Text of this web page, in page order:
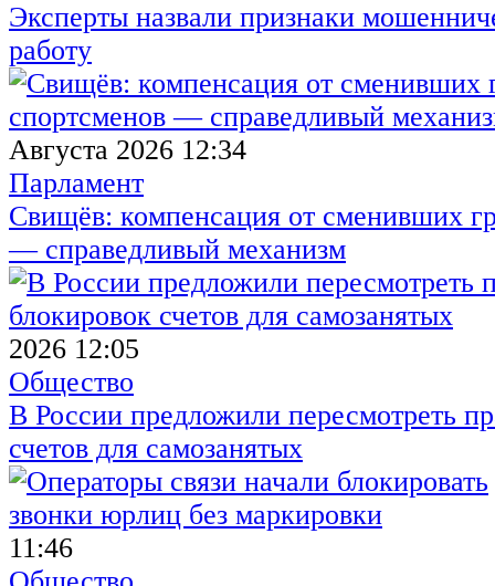
Эксперты назвали признаки
работу
Августа 2026 12:34
Парламент
Свищёв: компенсация от сменивших
— справедливый механизм
2026 12:05
Общество
В России предложили пересмотреть
счетов для самозанятых
11:46